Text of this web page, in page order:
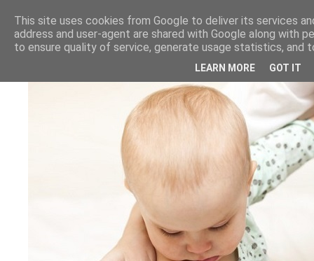
This site uses cookies from Google to deliver its services
address and user-agent are shared with Google along with
to ensure quality of service, generate usage statistics, and
LEARN MORE GOT IT